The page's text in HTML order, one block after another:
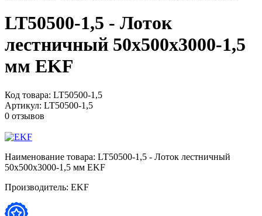
LT50500-1,5 - Лоток
лестничный 50х500х3000-1,5
мм EKF
Код товара: LT50500-1,5
Артикул: LT50500-1,5
0 отзывов
Наименование товара: LT50500-1,5 - Лоток лестничный
50х500х3000-1,5 мм EKF
Производитель: EKF